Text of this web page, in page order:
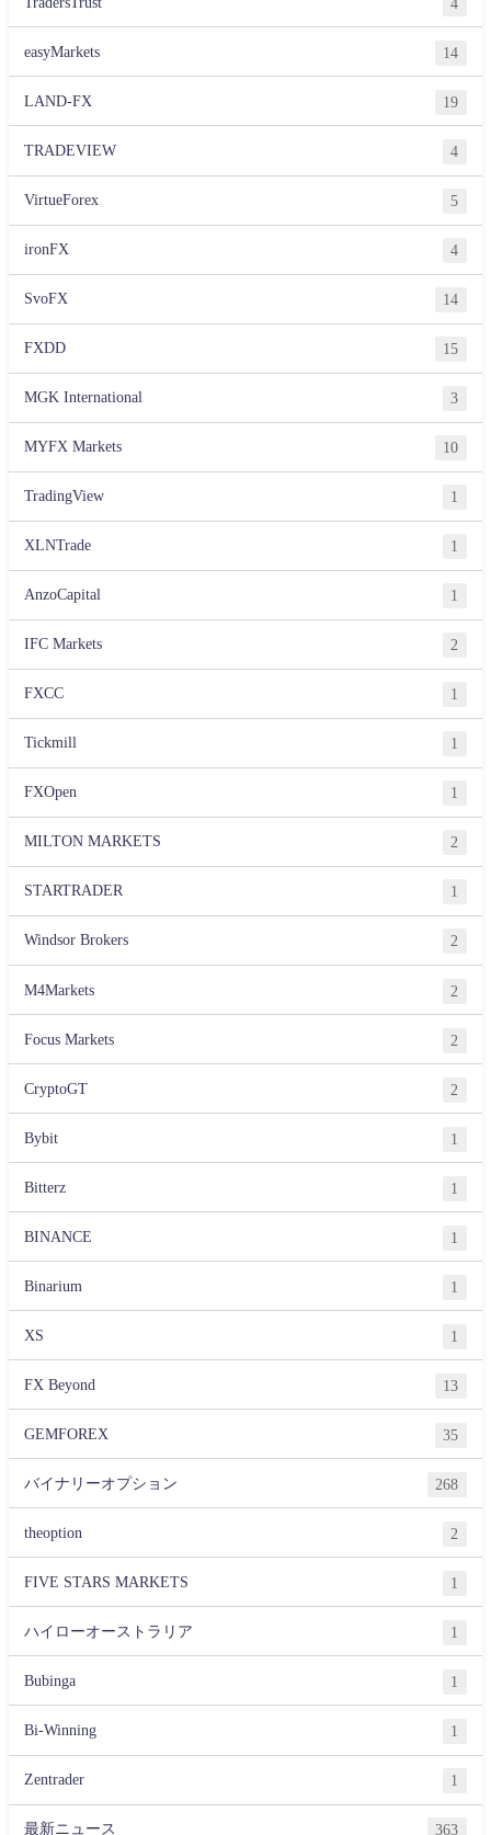
easyMarkets 14
LAND-FX 19
TRADEVIEW 4
VirtueForex 5
ironFX 4
SvoFX 14
FXDD 15
MGK International 3
MYFX Markets 10
TradingView 1
XLNTrade 1
AnzoCapital 1
IFC Markets 2
FXCC 1
Tickmill 1
FXOpen 1
MILTON MARKETS 2
STARTRADER 1
Windsor Brokers 2
M4Markets 2
Focus Markets 2
CryptoGT 2
Bybit 1
Bitterz 1
BINANCE 1
Binarium 1
XS 1
FX Beyond 13
GEMFOREX 35
バイナリーオプション 268
theoption 2
FIVE STARS MARKETS 1
ハイローオーストラリア 1
Bubinga 1
Bi-Winning 1
Zentrader 1
最新ニュース 363